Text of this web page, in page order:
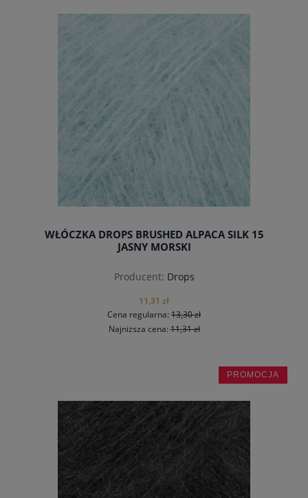
do koszyka
WŁÓCZKA DROPS BRUSHED ALPACA SILK 15
JASNY MORSKI
Producent: Drops
11,31 zł
Cena regularna: 13,30 zł
Najniższa cena:11,31 zł
do koszyka
PROMOCJA